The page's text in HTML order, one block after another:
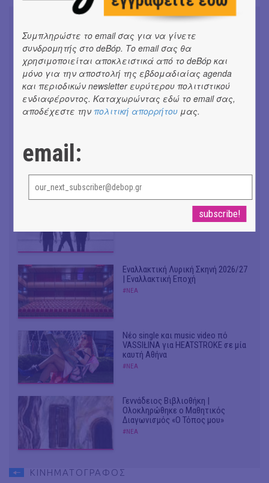
Don't Let Me Be Misunderstood |
Alexandros Livitsanos, Willem
Dafoe, Czech Studio Orchestra |
Από το soundtrack της ταινίας "The
Birthday Party"
#ΝΕΑ
Venceremos | Νέο single + video
από VILLAGERS OF IOANNINA CITY |
Εναλλακτική Λυρική Σκηνή 2026/27
| Εναλλακτική Εποχή
#ΝΕΑ
Νέο single και music video πό
VASSIŁINA για HEATSTROKE σε μία
καυτή Αθήνα
#ΝΕΑ
Γεννάδειος Βιβλιοθήκη |
Ολοκληρώθηκε ο Μαθητικός
Διαγωνισμός «Ο Τόπος μου»
#ΝΕΑ
ΚΙΝΗΜΑΤΟΓΡΑΦΟΣ
Συμπληρώστε το email σας για να γίνετε
συνδρομητής στο deBόp. Το email σας θα
χρησιμοποιείται αποκλειστικά από το deBόp και
μόνο για την αποστολή της εβδομαδιαίας agenda
και περιοδικών newsletter ευρύτερου πολιτιστικού
ενδιαφέροντος. Καταχωρώντας εδώ το email σας,
αποδέχεστε την πολιτική απορρήτου μας.
email: